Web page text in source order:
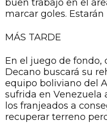
buen trabajo en el
marcar goles.
MÁS TARDE
En el juego de fondo,
Decano buscará su
equipo boliviano del
sufrida en Venezuela
los franjeados a
recuperar terreno